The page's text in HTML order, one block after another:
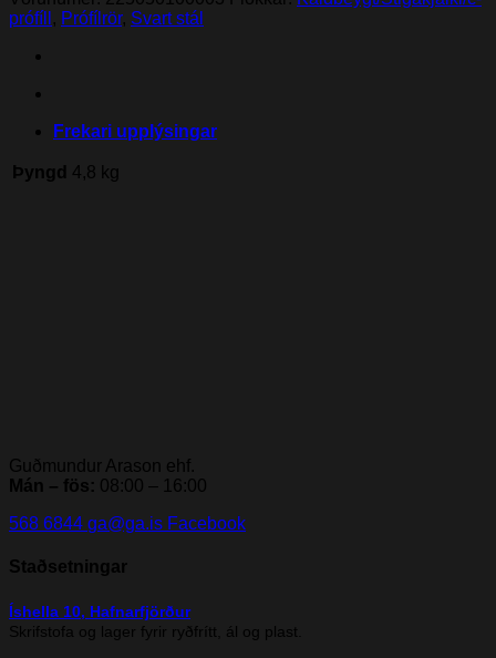
prófíll , Prófílrör, Svart stál
Frekari upplýsingar
Þyngd 4,8 kg
Guðmundur Arason ehf.
Mán – fös: 08:00 – 16:00
568 6844 ga@ga.is Facebook
Staðsetningar
Íshella 10, Hafnarfjörður
Skrifstofa og lager fyrir ryðfrítt, ál og plast.